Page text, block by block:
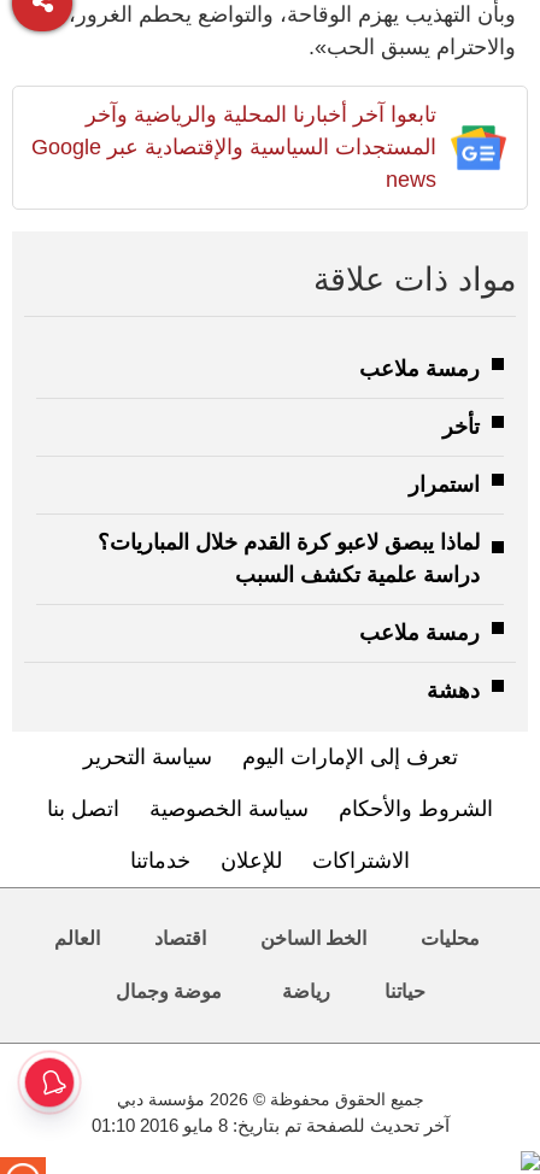
وبأن التهذيب يهزم الوقاحة، والتواضع يحطم الغرور،
والاحترام يسبق الحب».
تابعوا آخر أخبارنا المحلية والرياضية وآخر
المستجدات السياسية والإقتصادية عبر Google
news
مواد ذات علاقة
رمسة ملاعب
تأخر
استمرار
لماذا يبصق لاعبو كرة القدم خلال المباريات؟
دراسة علمية تكشف السبب
رمسة ملاعب
دهشة
تعرف إلى الإمارات اليوم سياسة التحرير
الشروط والأحكام سياسة الخصوصية اتصل بنا
الاشتراكات للإعلان خدماتنا
محليات الخط الساخن اقتصاد العالم
حياتنا رياضة موضة وجمال
جميع الحقوق محفوظة © 2026 مؤسسة دبي
آخر تحديث للصفحة تم بتاريخ: 8 مايو 2016 01:10